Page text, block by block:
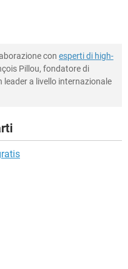
con esperti di high-
Pillou, fondatore di
leader a livello internazionale